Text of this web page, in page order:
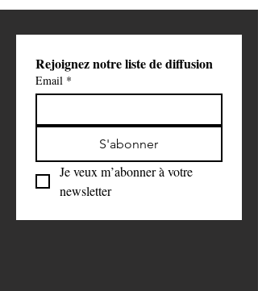
Rejoignez notre liste de diffusion
S'abonner
newsletter